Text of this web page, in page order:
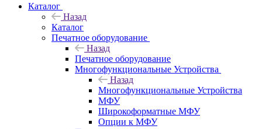
Каталог
Назад
Каталог
Печатное оборудование
Назад
Печатное оборудование
Многофункциональные Устройства
Назад
Многофункциональные Устройства
МФУ
Широкоформатные МФУ
Опции к МФУ